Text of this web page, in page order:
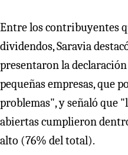
Entre los contribuyentes
dividendos, Saravia
presentaron la
pequeñas empresas, que
problemas", y señaló que
abiertas cumplieron
alto (76% del total).